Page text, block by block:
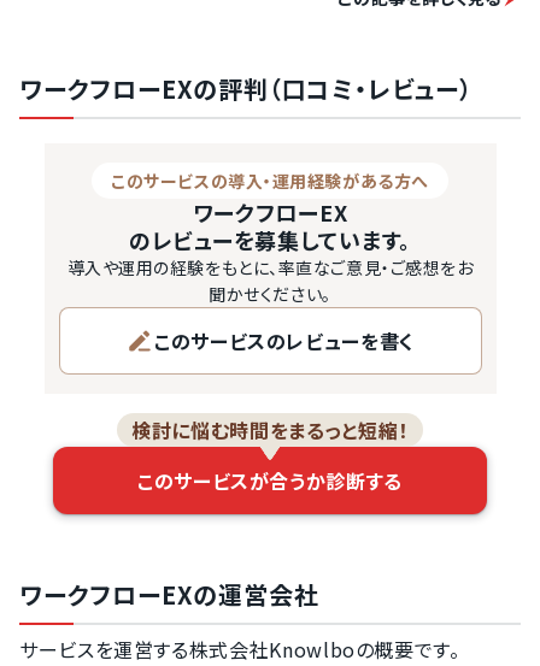
ローEX」であれば、導入による混乱を最小限に抑えられる
でしょう。
まワークフローとして使用できることです。Excelファイルへ
の電子捺印にも対応しているので、これまでのやり方を大
きく変えることなく効率化を図りたいという方に適していま
従来の方法を踏襲していながらも、ワークフローシステム
としての機能が充実しているのも魅力の1つ。複雑な決裁
ルートの…
ワークフローEXの評判（口コミ・レビュー）
このサービスの導入・運用経験がある方へ
ワークフローEX
のレビューを募集しています。
導入や運用の経験をもとに、率直なご意見・ご感想をお
聞かせください。
このサービスのレビューを書く
検討に悩む時間をまるっと短縮！
このサービスが合うか診断する
ワークフローEXの運営会社
サービスを運営する株式会社Knowlboの概要です。